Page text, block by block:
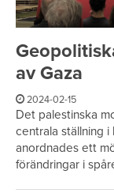
av Gaza
2024-02-15
Det palestinska
centrala ställning
anordnades ett
förändringar i